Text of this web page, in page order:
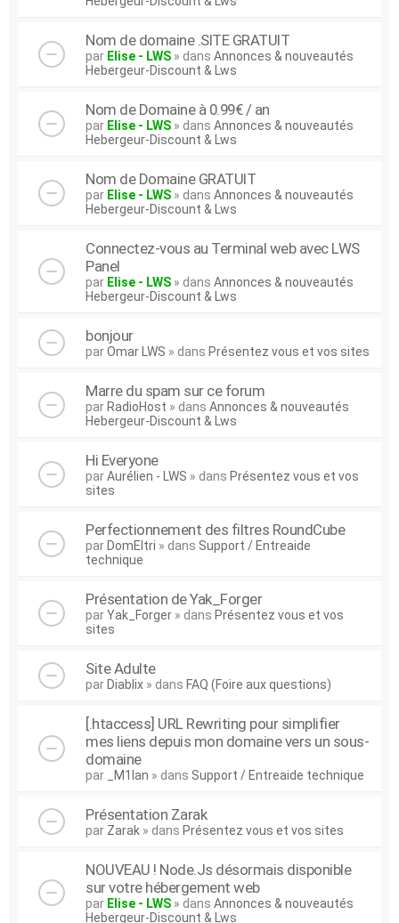
Nom de domaine .SITE GRATUIT
par Elise - LWS » dans Annonces & nouveautés
Hebergeur-Discount & Lws
Nom de Domaine à 0.99€ / an
par Elise - LWS » dans Annonces & nouveautés
Hebergeur-Discount & Lws
Nom de Domaine GRATUIT
par Elise - LWS » dans Annonces & nouveautés
Hebergeur-Discount & Lws
Connectez-vous au Terminal web avec LWS
Panel
par Elise - LWS » dans Annonces & nouveautés
Hebergeur-Discount & Lws
bonjour
parOmar LWS » dans Présentez vous et vos sites
Marre du spam sur ce forum
par RadioHost » dans Annonces & nouveautés
Hebergeur-Discount & Lws
Hi Everyone
parAurélien - LWS » dans Présentez vous et vos
sites
Perfectionnement des filtres RoundCube
par DomEltri » dans Support / Entreaide
technique
Présentation de Yak_Forger
parYak_Forger » dans Présentez vous et vos
sites
Site Adulte
par Diablix » dans FAQ (Foire aux questions)
[.htaccess] URL Rewriting pour simplifier
mes liens depuis mon domaine vers un sous-
domaine
par _M1lan » dans Support / Entreaide technique
Présentation Zarak
par Zarak » dans Présentez vous et vos sites
NOUVEAU ! Node.Js désormais disponible
sur votre hébergement web
par Elise - LWS » dans Annonces & nouveautés
Hebergeur-Discount & Lws